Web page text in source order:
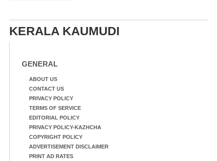
KERALA KAUMUDI
GENERAL
ABOUT US
CONTACT US
PRIVACY POLICY
TERMS OF SERVICE
EDITORIAL POLICY
PRIVACY POLICY-KAZHCHA
COPYRIGHT POLICY
ADVERTISEMENT DISCLAIMER
PRINT AD RATES